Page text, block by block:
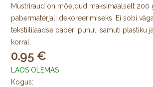
Mustriraud on mõeldud maksimaalselt 200
pabermaterjali dekoreerimiseks. Ei sobi
tekstiililaadse paberi puhul, samuti plastiku
korral.
0.95
LAOS OLEMAS
Kogus: